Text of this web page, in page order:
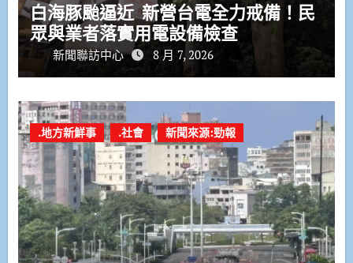
白海豚颱逼近 新營台電全力戒備！民
眾與業者落實用電設備檢查
新聞聯訪中心 8 月 7, 2026
.地方新鮮事 .社會 新聞來源:勁報